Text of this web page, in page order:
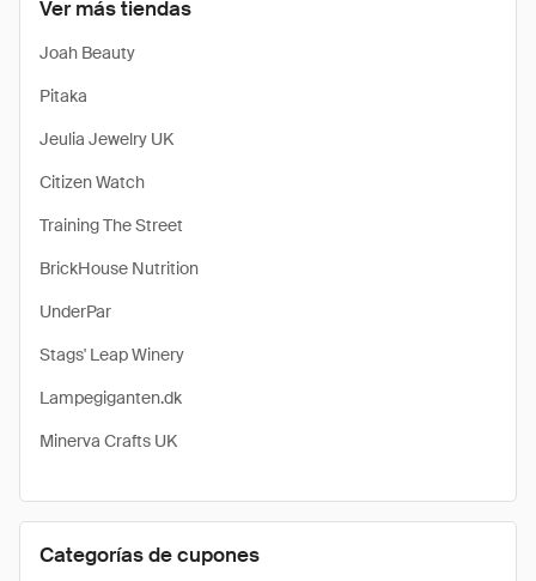
Ver más tiendas
Joah Beauty
Pitaka
Jeulia Jewelry UK
Citizen Watch
Training The Street
BrickHouse Nutrition
UnderPar
Stags' Leap Winery
Lampegiganten.dk
Minerva Crafts UK
Categorías de cupones